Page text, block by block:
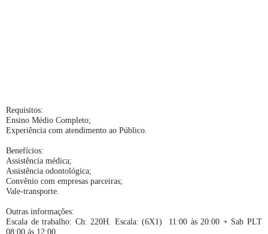
Requisitos:
Ensino Médio Completo;
Experiência com atendimento ao Público.
Benefícios:
Assistência médica;
Assistência odontológica;
Convênio com empresas parceiras;
Vale-transporte.
Outras informações:
Escala de trabalho: Ch: 220H. Escala: (6X1) 11:00 às 20:00 + Sab PLT
08:00 ás 12:00.